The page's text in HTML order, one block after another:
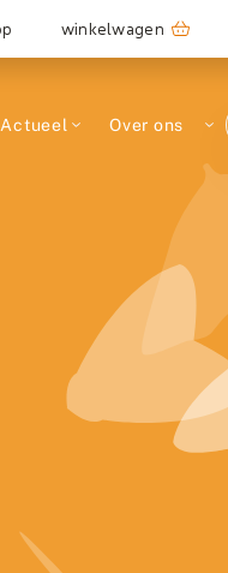
winkelwagen
Actueel Over ons